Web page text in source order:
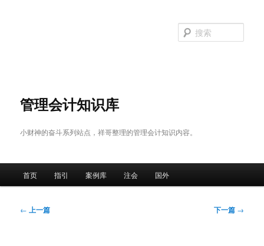
管理会计知识库
小财神的奋斗系列站点，祥哥整理的管理会计知识内容。
索
首页 指引 案例库 注会 国外
文← 上一篇 下一篇 →